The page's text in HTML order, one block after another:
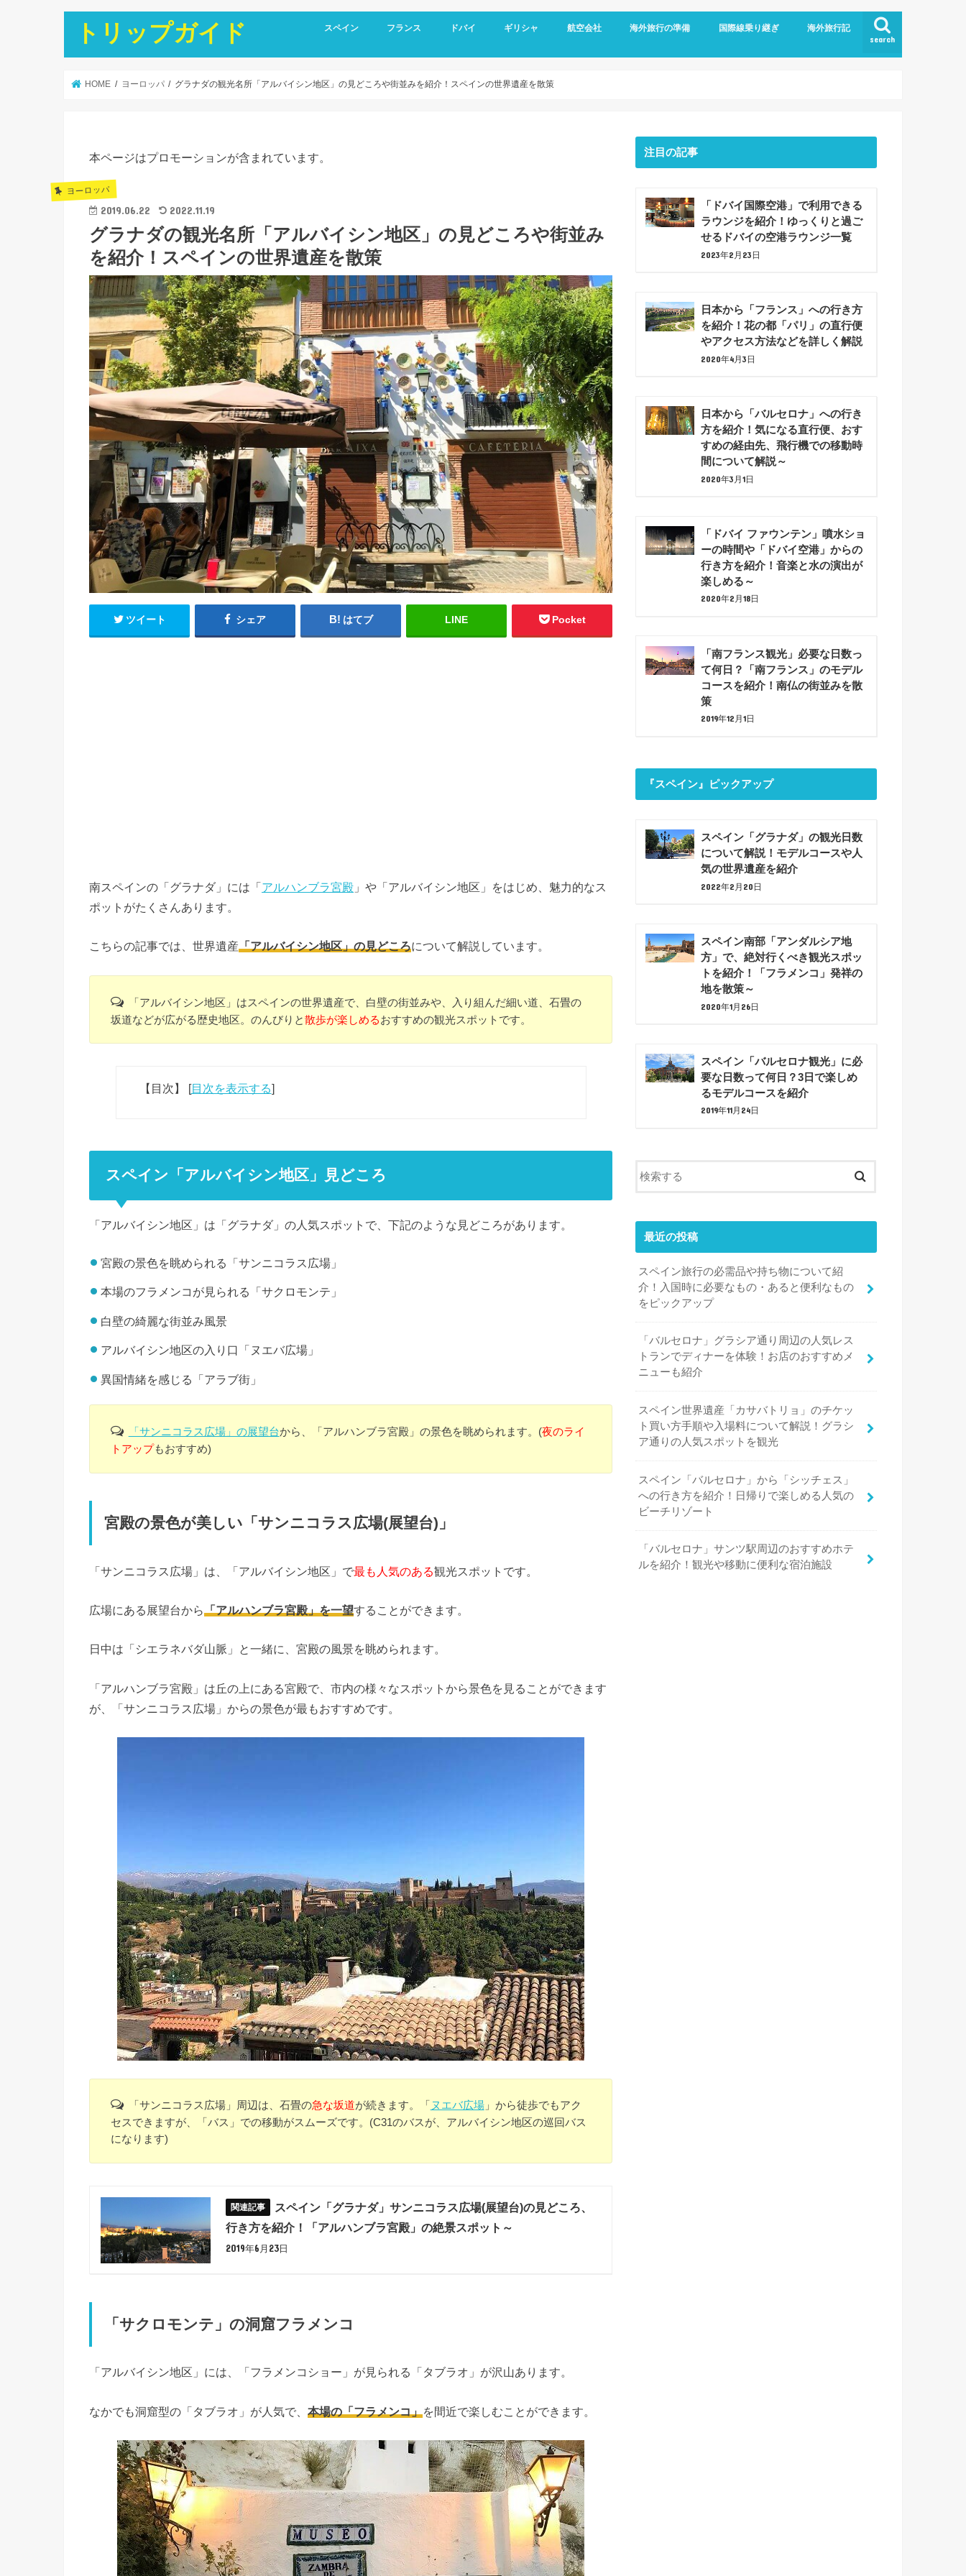
トリップガイド search
スペイン
スペイン基本情報
バルセロナ旅行
グラナダ
コルドバ
アンダルシア地方
セビリア
マドリード
フランス
フランス基本情報
リヨン観光
トゥールーズ旅行
ニース旅行
南フランス旅行
ドバイ
ドバイ空港
ドバイ基本情報
オールドドバイ
ダウンタウン
ドバイマリーナ
デザートサファリ
ドバイメトロ
ドバイ 新しい観光スポット
ドバイ ホテル選び
ギリシャ
アテネ観光
サントリーニ島 観光
メテオラ観光
航空会社
エミレーツ航空
スカイエクスプレス航空
マイレージプログラム
海外旅行の準備
海外旅行の持ち物
空港での暇つぶしアイデア7選！
クレジットカード
オプショナルツアー
観光プラン
国際線乗り継ぎ
ドバイ乗り継ぎ
海外旅行記
バルセロナ観光(2023年6月)
HOME ヨーロッパ グラナダの観光名所「アルバイシン地区」の見どころや街並みを紹介！スペインの世界遺産を散策
本ページはプロモーションが含まれています。
ヨーロッパ
2019.06.22 2022.11.19
グラナダの観光名所「アルバイシン地区」の見どころや街並み
を紹介！スペインの世界遺産を散策
ツイート シェア はてブ LINE Pocket
南スペインの「グラナダ」には「アルハンブラ宮殿 」や「アルバイシン地区」をはじめ、魅力的なス
ポットがたくさんあります。
こちらの記事では、世界遺産「アルバイシン地区」の見どころについて解説しています。
「アルバイシン地区」はスペインの世界遺産で、白壁の街並みや、入り組んだ細い道、石畳の
坂道などが広がる歴史地区。のんびりと散歩が楽しめるおすすめの観光スポットです。
【目次】 [目次を表示する]
スペイン「アルバイシン地区」見どころ
「アルバイシン地区」は「グラナダ」の人気スポットで、下記のような見どころがあります。
宮殿の景色を眺められる「サンニコラス広場」
本場のフラメンコが見られる「サクロモンテ」
白壁の綺麗な街並み風景
アルバイシン地区の入り口「ヌエバ広場」
異国情緒を感じる「アラブ街」
「サンニコラス広場」の展望台から、「アルハンブラ宮殿」の景色を眺められます。(夜のライ
トアップもおすすめ)
宮殿の景色が美しい「サンニコラス広場(展望台)」
「サンニコラス広場」は、「アルバイシン地区」で最も人気のある観光スポットです。
広場にある展望台から「アルハンブラ宮殿」を一望することができます。
日中は「シエラネバダ山脈」と一緒に、宮殿の風景を眺められます。
「アルハンブラ宮殿」は丘の上にある宮殿で、市内の様々なスポットから景色を見ることができます
が、「サンニコラス広場」からの景色が最もおすすめです。
「サンニコラス広場」周辺は、石畳の急な坂道が続きます。「 ヌエバ広場」から徒歩でもアク
セスできますが、「バス」での移動がスムーズです。(C31のバスが、アルバイシン地区の巡回バス
になります)
スペイン「グラナダ」サンニコラス広場(展望台)の見どころ、
行き方を紹介！「アルハンブラ宮殿」の絶景スポット～
2019年6月23日
「サクロモンテ」の洞窟フラメンコ
「アルバイシン地区」には、「フラメンコショー」が見られる「タブラオ」が沢山あります。
なかでも洞窟型の「タブラオ」が人気で、 本場の「フラメンコ」を間近で楽しむことができます。
注目の記事
「ドバイ国際空港」で利用できる
ラウンジを紹介！ゆっくりと過ご
せるドバイの空港ラウンジ一覧
2023年2月23日
日本から「フランス」への行き方
を紹介！花の都「パリ」の直行便
やアクセス方法などを詳しく解説
2020年4月3日
日本から「バルセロナ」への行き
方を紹介！気になる直行便、おす
すめの経由先、飛行機での移動時
間について解説～
2020年3月1日
「ドバイ ファウンテン」噴水ショ
ーの時間や「ドバイ空港」からの
行き方を紹介！音楽と水の演出が
楽しめる～
2020年2月18日
「南フランス観光」必要な日数っ
て何日？「南フランス」のモデル
コースを紹介！南仏の街並みを散
策
2019年12月1日
『スペイン』ピックアップ
スペイン「グラナダ」の観光日数
について解説！モデルコースや人
気の世界遺産を紹介
2022年2月20日
スペイン南部「アンダルシア地
方」で、絶対行くべき観光スポッ
トを紹介！「フラメンコ」発祥の
地を散策～
2020年1月26日
スペイン「バルセロナ観光」に必
要な日数って何日？3日で楽しめ
るモデルコースを紹介
2019年11月24日
最近の投稿
スペイン旅行の必需品や持ち物について紹
介！入国時に必要なもの・あると便利なもの
をピックアップ
「バルセロナ」グラシア通り周辺の人気レス
トランでディナーを体験！お店のおすすめメ
ニューも紹介
スペイン世界遺産「カサバトリョ」のチケッ
ト買い方手順や入場料について解説！グラシ
ア通りの人気スポットを観光
スペイン「バルセロナ」から「シッチェス」
への行き方を紹介！日帰りで楽しめる人気の
ビーチリゾート
「バルセロナ」サンツ駅周辺のおすすめホテ
ルを紹介！観光や移動に便利な宿泊施設